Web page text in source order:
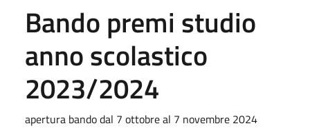
Bando premi studio
anno scolastico
2023/2024
apertura bando dal 7 ottobre al 7 novembre 2024